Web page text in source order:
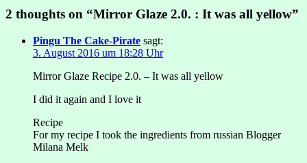
2 thoughts on “Mirror Glaze 2.0. : It was all yellow”
Pingu The Cake-Pirate sagt:
3. August 2016 um 18:28 Uhr
Mirror Glaze Recipe 2.0. – It was all yellow
I did it again and I love it
Recipe
For my recipe I took the ingredients from russian Blogger
Milana Melk